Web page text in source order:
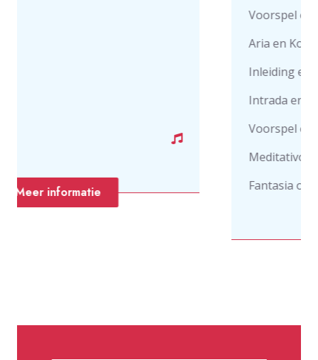
Voorspel en Koraal Psalm 139
Aria en Koraal "Mijn Herder is de
Inleiding en koraal "van U wil ik
Intrada en Koraal "Alle roem is
Voorspel en Koraal Psalm 56
Meditativo en Koraal "Geef vrede
Fantasia over Jeruzalemliederen
Meer informatie